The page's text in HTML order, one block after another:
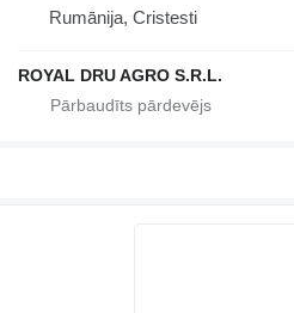
Rumānija, Cristesti
ROYAL DRU AGRO S.R.L.